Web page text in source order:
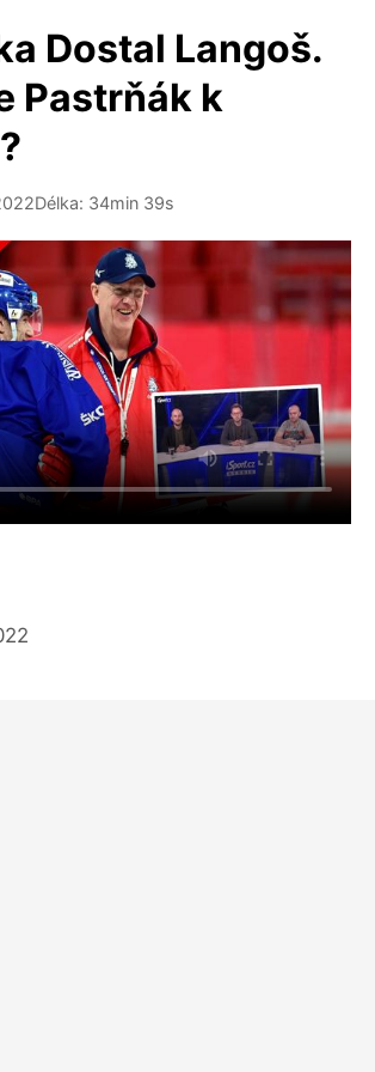
Dostal Langoš.
Pastrňák k
Délka: 34min 39s